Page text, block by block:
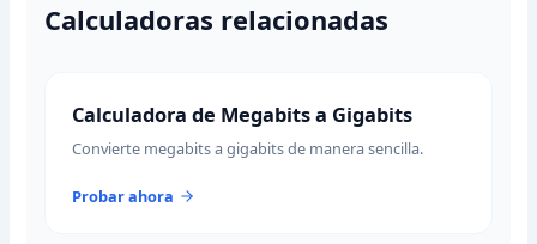
Calculadoras relacionadas
Calculadora de Megabits a Gigabits
Convierte megabits a gigabits de manera sencilla.
Probar ahora